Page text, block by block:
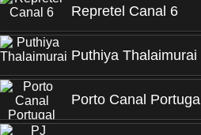
Repretel Canal 6
Puthiya Thalaimurai
Porto Canal Portugal